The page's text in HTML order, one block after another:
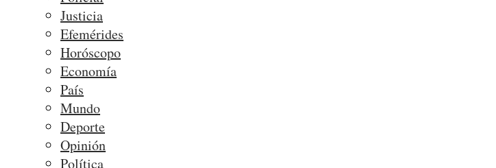
Justicia
Efemérides
Horóscopo
Economía
País
Mundo
Deporte
Opinión
Política